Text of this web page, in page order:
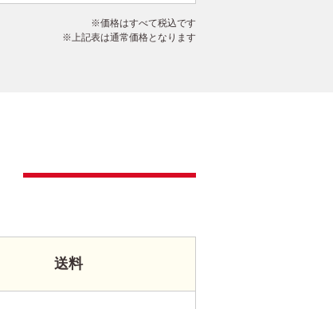
価格はすべて税込です
上記表は通常価格となります
送料